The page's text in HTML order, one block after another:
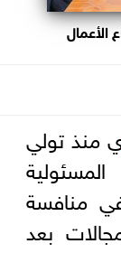
الأعمال
منذ تولي
منافسة
بعد